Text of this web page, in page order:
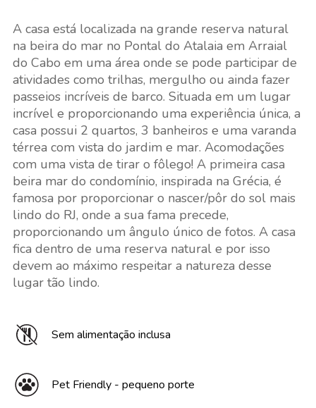
A casa está localizada na grande reserva natural
na beira do mar no Pontal do Atalaia em Arraial
do Cabo em uma área onde se pode participar de
atividades como trilhas, mergulho ou ainda fazer
passeios incríveis de barco. Situada em um lugar
incrível e proporcionando uma experiência única, a
casa possui 2 quartos, 3 banheiros e uma varanda
térrea com vista do jardim e mar. Acomodações
com uma vista de tirar o fôlego! A primeira casa
beira mar do condomínio, inspirada na Grécia, é
famosa por proporcionar o nascer/pôr do sol mais
lindo do RJ, onde a sua fama precede,
proporcionando um ângulo único de fotos. A casa
fica dentro de uma reserva natural e por isso
devem ao máximo respeitar a natureza desse
lugar tão lindo.
Sem alimentação inclusa
Pet Friendly - pequeno porte